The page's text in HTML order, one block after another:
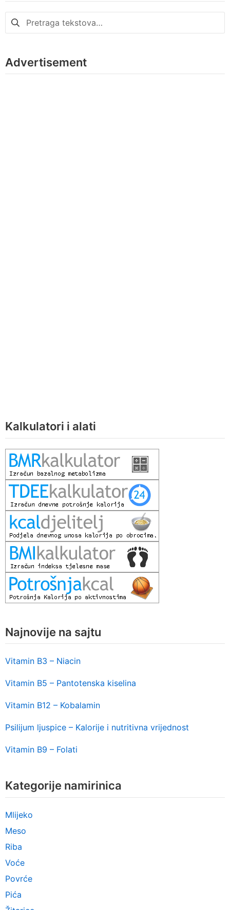
Pretraga
za:
Advertisement
Kalkulatori i alati
Najnovije na sajtu
Vitamin B3 – Niacin
Vitamin B5 – Pantotenska kiselina
Vitamin B12 – Kobalamin
Psilijum ljuspice – Kalorije i nutritivna vrijednost
Vitamin B9 – Folati
Kategorije namirinica
Mlijeko
Meso
Riba
Voće
Povrće
Pića